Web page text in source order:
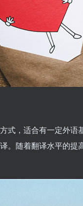
式，适合有一定外
。随着翻译水平的